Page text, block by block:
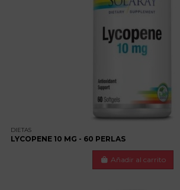
DIETAS
LYCOPENE 10 MG - 60 PERLAS
Añadir al carrito